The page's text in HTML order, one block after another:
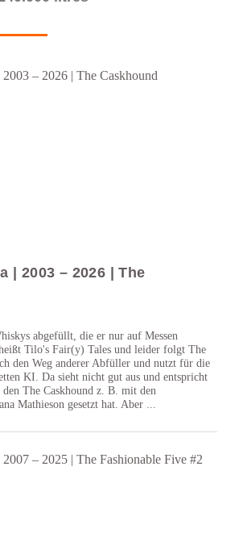
| 2003 – 2026 | The
abgefüllt, die er nur auf Messen
Tilo's Fair(y) Tales und leider folgt The
den Weg anderer Abfüller und nutzt für die
KI. Da sieht nicht gut aus und entspricht
The Caskhound z. B. mit den
Mathieson gesetzt hat. Aber ...